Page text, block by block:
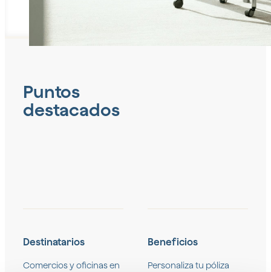
Puntos
destacados
Destinatarios
Comercios y oficinas en
Beneficios
Personaliza tu póliza